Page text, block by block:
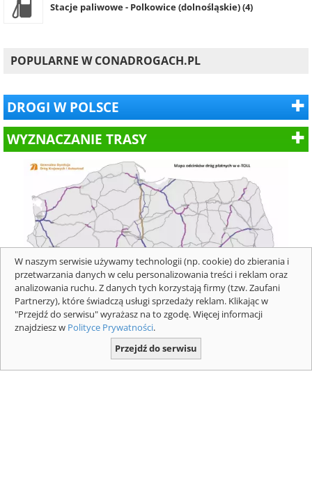
Stacje paliwowe - Polkowice (dolnośląskie) (4)
POPULARNE W CONADROGACH.PL
DROGI W POLSCE
WYZNACZANIE TRASY
Mapa z płatnymi odcinkami dróg
ekspresowych i autostrad dla pojazdów
W naszym serwisie używamy technologii (np. cookie) do zbierania i
przetwarzania danych w celu personalizowania treści i reklam oraz
analizowania ruchu. Z danych tych korzystają firmy (tzw. Zaufani
Partnerzy), które świadczą usługi sprzedaży reklam. Klikając w
"Przejdź do serwisu" wyrażasz na to zgodę. Więcej informacji
znajdziesz w Polityce Prywatności.
Przejdź do serwisu